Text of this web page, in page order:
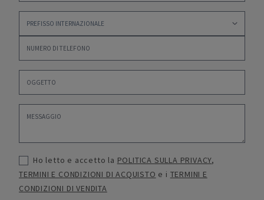
Ho letto e accetto la POLITICA SULLA PRIVACY,
TERMINI E CONDIZIONI DI ACQUISTO e i TERMINI E
CONDIZIONI DI VENDITA